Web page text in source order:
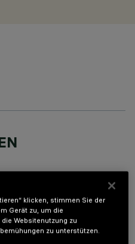
mit 15 optischen
Optiken. Trotz der sehr
sorgt die patentierte
klicken, stimmen Sie der
Gerät zu, um die
Websitenutzung zu
zu unterstützen.